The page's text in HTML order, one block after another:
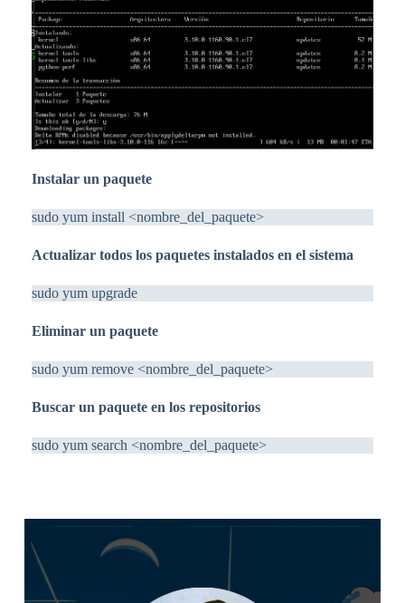
Instalar un paquete
sudo yum install <nombre_del_paquete>
Actualizar todos los paquetes instalados en el sistema
sudo yum upgrade
Eliminar un paquete
sudo yum remove <nombre_del_paquete>
Buscar un paquete en los repositorios
sudo yum search <nombre_del_paquete>